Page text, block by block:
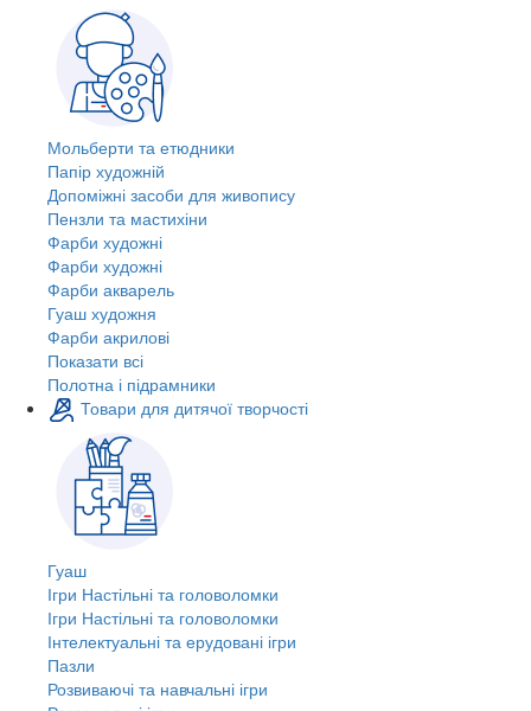
Мольберти та етюдники
Папір художній
Допоміжні засоби для живопису
Пензли та мастихіни
Фарби художні
Фарби художні
Фарби акварель
Гуаш художня
Фарби акрилові
Показати всі
Полотна і підрамники
Товари для дитячої творчості
Гуаш
Ігри Настільні та головоломки
Ігри Настільні та головоломки
Інтелектуальні та ерудовані ігри
Пазли
Розвиваючі та навчальні ігри